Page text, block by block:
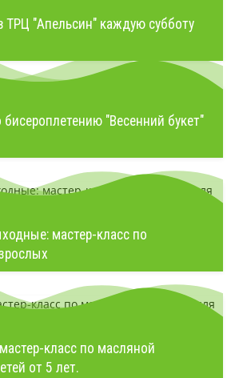
ТРЦ "Апельсин" каждую субботу
бисероплетению "Весенний букет"
мастер-класс по
класс по масляной
от 5 лет.